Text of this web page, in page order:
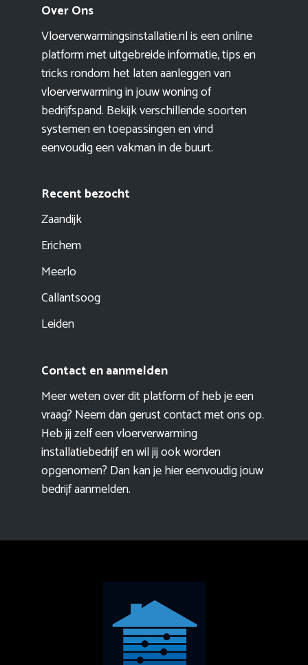
Over Ons
Vloerverwarmingsinstallatie.nl is een online
platform met uitgebreide informatie, tips en
tricks rondom het laten aanleggen van
vloerverwarming in jouw woning of
bedrijfspand. Bekijk verschillende soorten
systemen en toepassingen en vind
eenvoudig een vakman in de buurt.
Recent bezocht
Zaandijk
Erichem
Meerlo
Callantsoog
Leiden
Contact en aanmelden
Meer weten over dit platform of heb je een
vraag? Neem dan gerust contact met ons op.
Heb jij zelf een vloerverwarming
installatiebedrijf en wil jij ook worden
opgenomen? Dan kan je hier eenvoudigjouw
bedrijf aanmelden.